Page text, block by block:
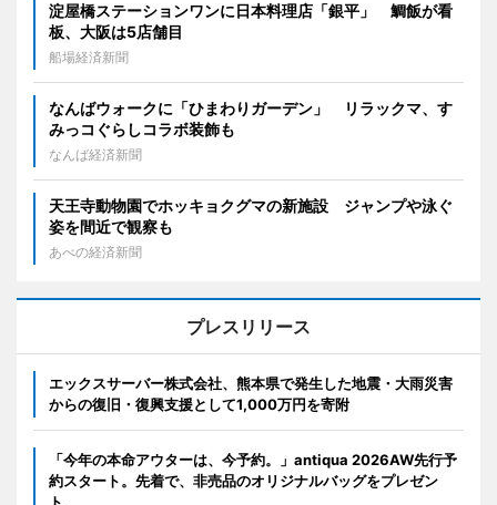
淀屋橋ステーションワンに日本料理店「銀平」 鯛飯が看
板、大阪は5店舗目
船場経済新聞
なんばウォークに「ひまわりガーデン」 リラックマ、す
みっコぐらしコラボ装飾も
なんば経済新聞
天王寺動物園でホッキョクグマの新施設 ジャンプや泳ぐ
姿を間近で観察も
あべの経済新聞
プレスリリース
エックスサーバー株式会社、熊本県で発生した地震・大雨災害
からの復旧・復興支援として1,000万円を寄附
「今年の本命アウターは、今予約。」antiqua 2026AW先行予
約スタート。先着で、非売品のオリジナルバッグをプレゼン